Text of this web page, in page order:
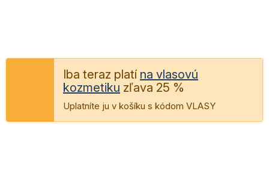
Iba teraz platí na vlasovú
kozmetiku zľava 25 %
Uplatníte ju v košíku s kódom VLASY